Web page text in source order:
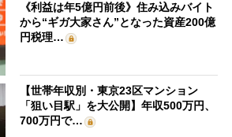
《利益は年5億円前後》住み込みバイト
から“ギガ大家さん”となった資産200億
円税理…
【世帯年収別・東京23区マンション
「狙い目駅」を大公開】年収500万円、
700万円で…